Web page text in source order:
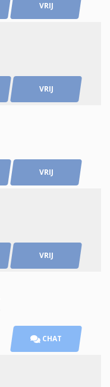
VRIJ
VRIJ
VRIJ
VRIJ
CHAT